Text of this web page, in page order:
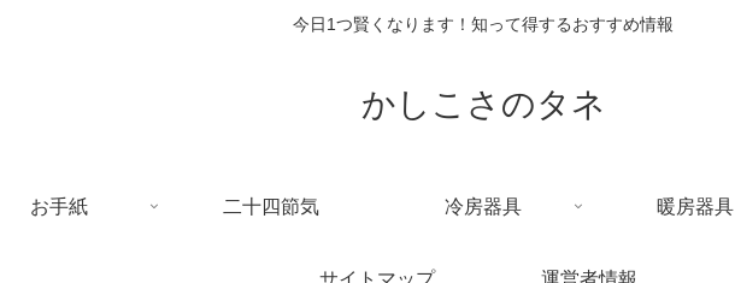
今日1つ賢くなります！知って得するおすすめ情報
かしこさのタネ
お手紙 二十四節気 冷房器具 暖房器具
サイトマップ 運営者情報